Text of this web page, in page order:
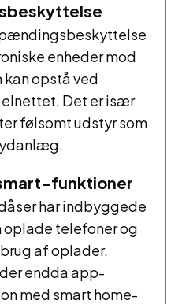
enheder mod
opstå ved
Det er især
følsomt udstyr som
funktioner
har indbyggede
oplade telefoner og
af oplader.
endda app-
med smart home-